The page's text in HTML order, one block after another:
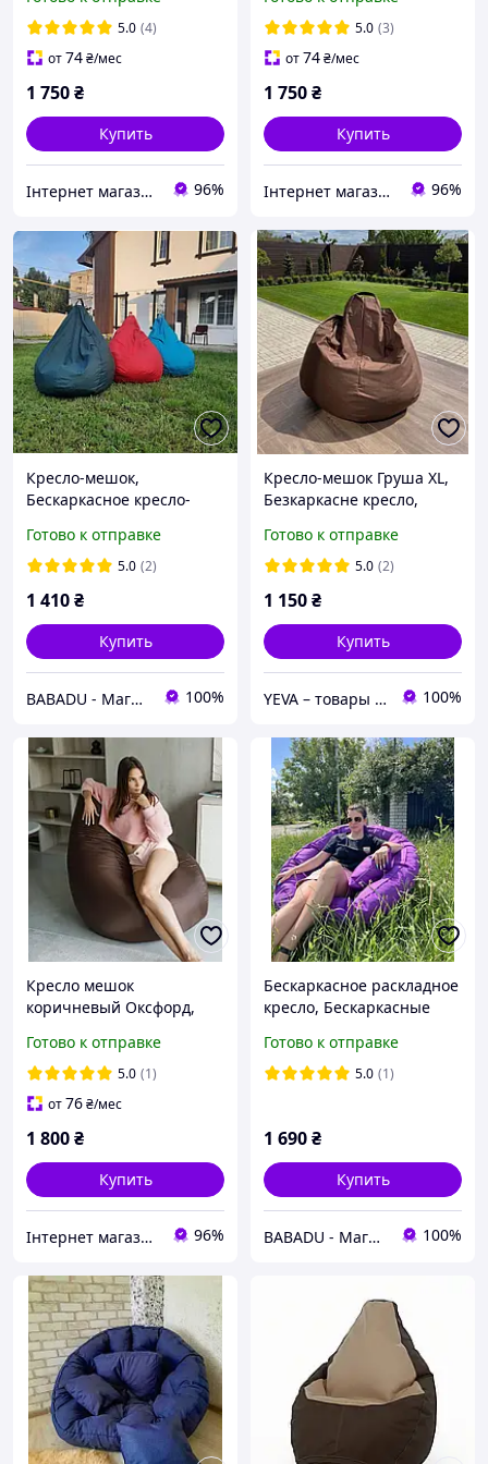
90х130 см, кресло груша
оксфорд
5.0 (4)
от74₴/мес
1 750₴
Купить
Інтернет магазин Sayron 96%
мешок оксфорд
5.0 (3)
от74₴/мес
1 750₴
Купить
Інтернет магазин Sayron 96%
Кресло-мешок,
Бескаркасное кресло-
скидкой, Мягкие кресла
(Есть много цветов) XXL
Готово к отправке
5.0 (2)
1 410₴
Купить
BABADU - Магазин ТРЕНДОВЫХ товаров для дома и сада 100%
Кресло-мешок Груша XL,
Безкаркасне кресло,
отдыха, Бескаркасная
мебель пуфы
Готово к отправке
5.0 (2)
1 150₴
Купить
YEVA – товары для отдыха и новогодний декор 100%
Кресло мешок
коричневый Оксфорд,
груша 3ХL (100х140 см) с
внутренним чехлом,
пуфик, мешок
Готово к отправке
5.0 (1)
от76₴/мес
1 800₴
Купить
Інтернет магазин Sayron 96%
Бескаркасное раскладное
кресло, Бескаркасные
кресла (цвета можно
выбрать), Футон
Готово к отправке
5.0 (1)
1 690₴
Купить
BABADU - Магазин ТРЕНДОВЫХ товаров для дома и сада 100%